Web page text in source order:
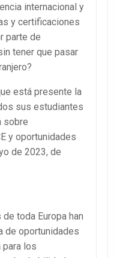
internacional y
y certificaciones
parte de
tener que pasar
está presente la
sus estudiantes
sobre
y oportunidades
de 2023, de
toda Europa han
de oportunidades
para los